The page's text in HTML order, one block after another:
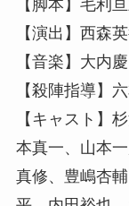
【脚本】毛利
【演出】西森
【音楽】大内慶
【殺陣指導】
【キャスト】
本真一、山本
真修、豊嶋杏